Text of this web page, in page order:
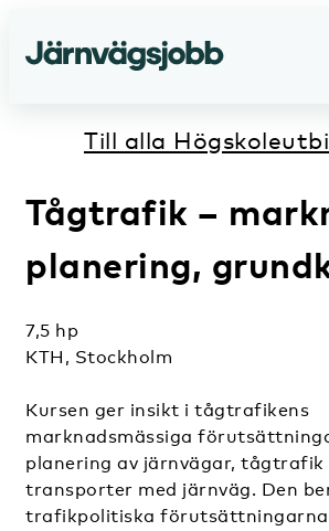
Till alla
Tågtrafik –
planering,
7,5 hp
KTH, Stockholm
Kursen ger insikt i tågtrafikens
marknadsmässiga
planering av järnvägar, tågtrafik
transporter med järnväg. Den
trafikpolitiska förutsättningarna